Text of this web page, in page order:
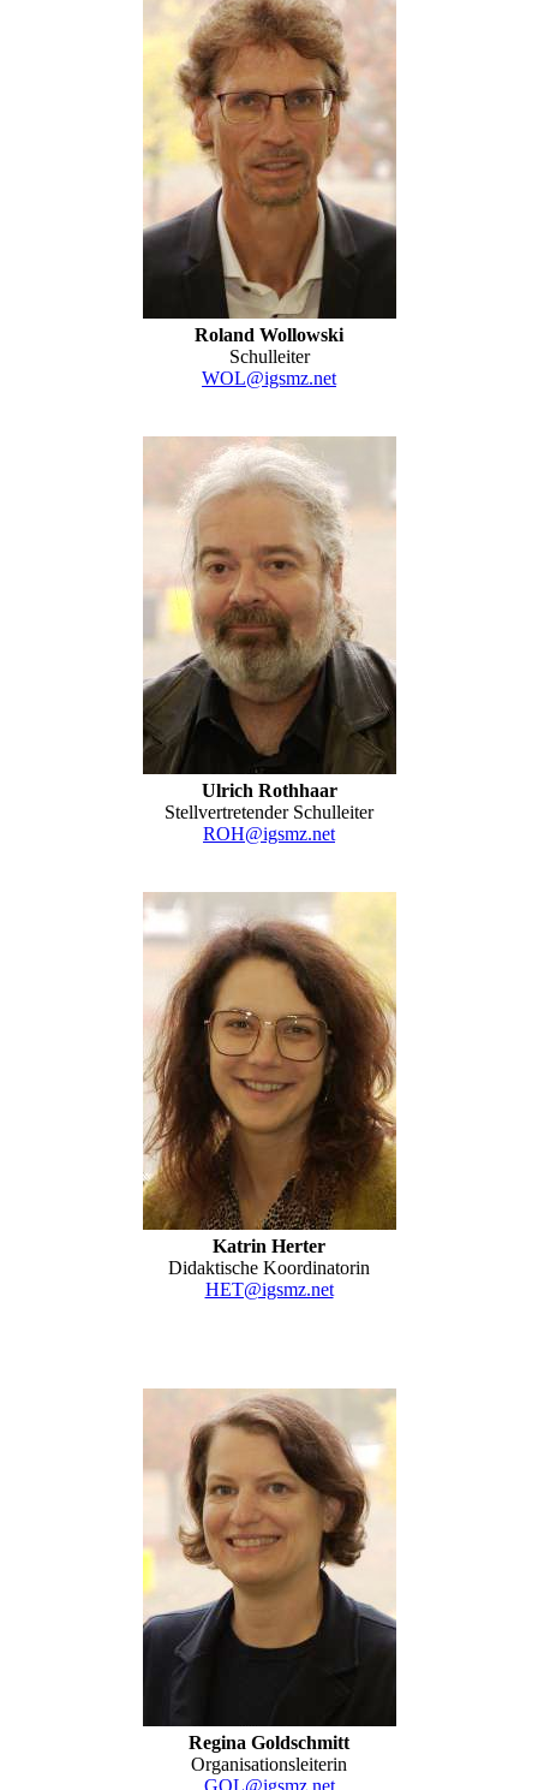
Roland Wollowski
Schulleiter
WOL@igsmz.net
Ulrich Rothhaar
Stellvertretender Schulleiter
ROH@igsmz.net
Katrin Herter
Didaktische Koordinatorin
HET@igsmz.net
Regina Goldschmitt
Organisationsleiterin
GOL@igsmz.net